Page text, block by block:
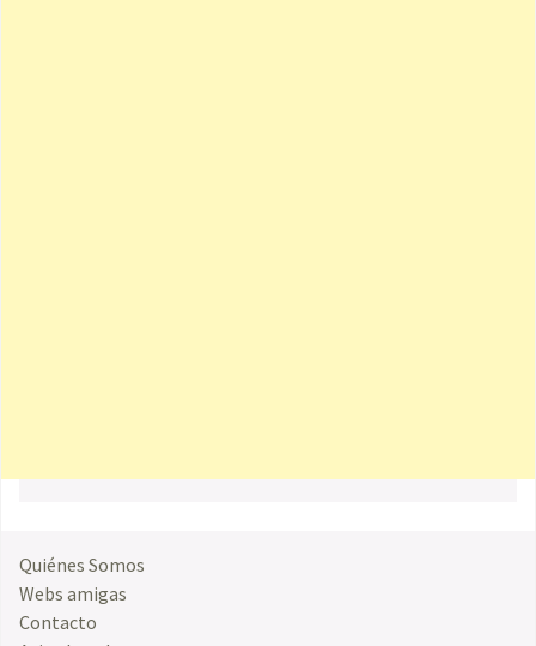
Quiénes Somos
Webs amigas
Contacto